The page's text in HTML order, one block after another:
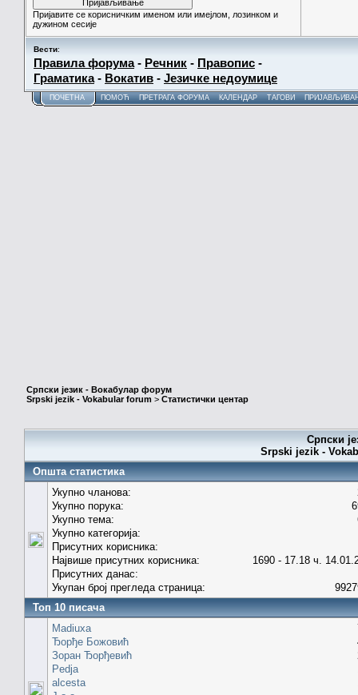
Пријавите се корисничким именом или имејлом, лозинком и
дужином сесије
Вести:
Правила форума- Речник - Правопис -
Граматика- Вокатив - Језичке недоумице
ПОЧЕТНА ПОМОЋ ПРЕТРАГА ФОРУМА КАЛЕНДАР ТАГОВИ
Српски језик - Вокабулар форум
Srpski jezik - Vokabular forum > Статистички центар
Српски
Srpski jezik -
Општа статистика
Укупно чланова:
Укупно порука:
Укупно тема:
Укупно категорија:
Присутних корисника:
Највише присутних корисника:
1690 - 17.18 ч.
Присутних данас:
Укупан број прегледа страница:
Топ 10 писача
Madiuxa
Ђорђе Божовић
Зоран Ђорђевић
Pedja
alcesta